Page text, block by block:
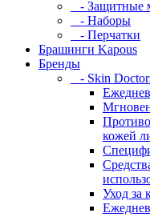
- Защитные
- Наборы
- Перчатки
Брашинги Kapous
Бренды
- Skin
кожей
Уход за